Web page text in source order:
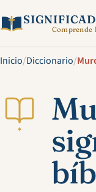
Comprende
Inicio/Diccionario/
✦